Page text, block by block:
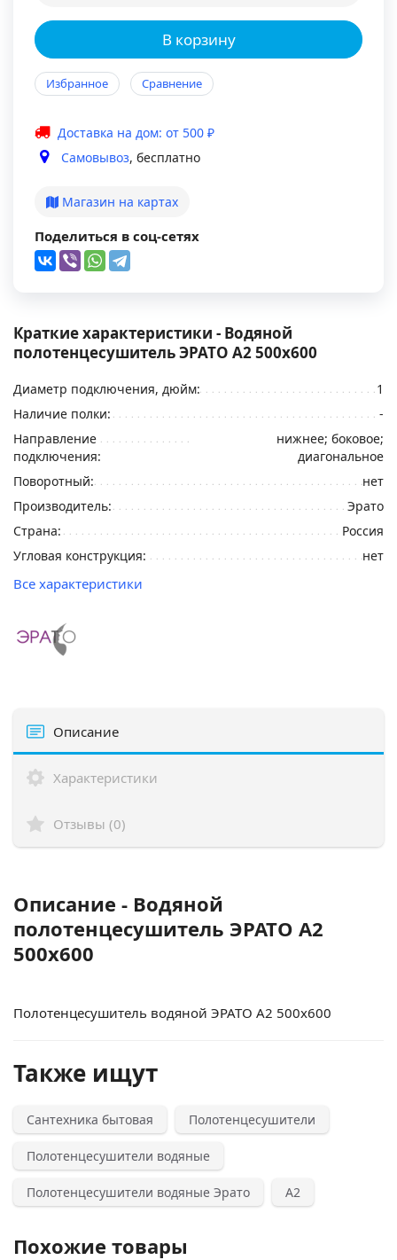
В корзину
Избранное Сравнение
Доставка на дом: от 500 ₽
Самовывоз, бесплатно
Магазин на картах
Поделиться в соц-сетях
Краткие характеристики - Водяной
полотенцесушитель ЭРАТО А2 500x600
Диаметр подключения, дюйм:
1
Наличие полки:
-
Направление
подключения:
нижнее; боковое;
диагональное
Поворотный:
нет
Производитель:
Эрато
Страна:
Россия
Угловая конструкция:
нет
Все характеристики
Описание
Характеристики
Отзывы (0)
Описание - Водяной
полотенцесушитель ЭРАТО А2
500x600
Полотенцесушитель водяной ЭРАТО А2 500x600
Также ищут
Сантехника бытовая Полотенцесушители
Полотенцесушители водяные
Полотенцесушители водяные Эрато А2
Похожие товары